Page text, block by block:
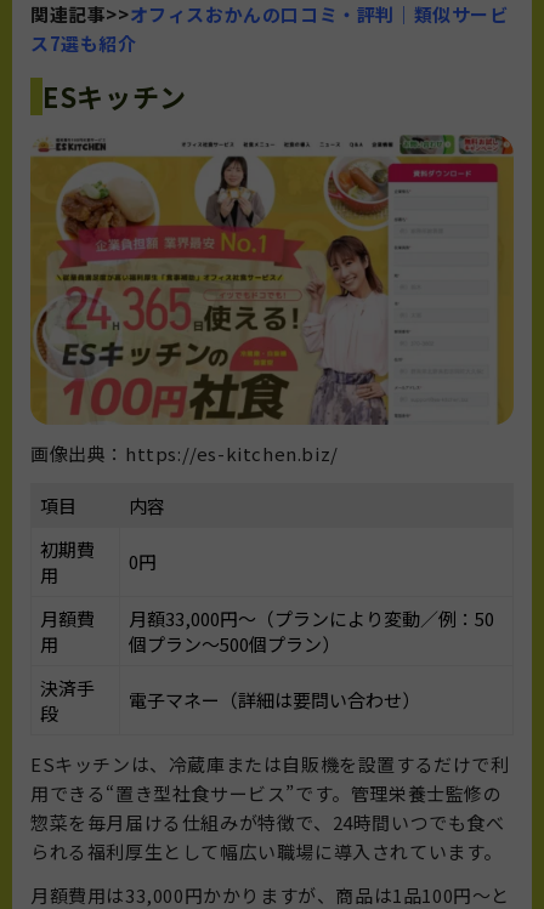
関連記事>>オフィスおかんの口コミ・評判｜類似サービ
ス7選も紹介
ESキッチン
画像出典：https://es-kitchen.biz/
項目
内容
初期費
用
0円
月額費
用
月額33,000円〜（プランにより変動／例：50
個プラン〜500個プラン）
決済手
段
電子マネー（詳細は要問い合わせ）
ESキッチンは、冷蔵庫または自販機を設置するだけで利
用できる“置き型社食サービス”です。管理栄養士監修の
惣菜を毎月届ける仕組みが特徴で、24時間いつでも食べ
られる福利厚生として幅広い職場に導入されています。
月額費用は33,000円かかりますが、商品は1品100円〜と